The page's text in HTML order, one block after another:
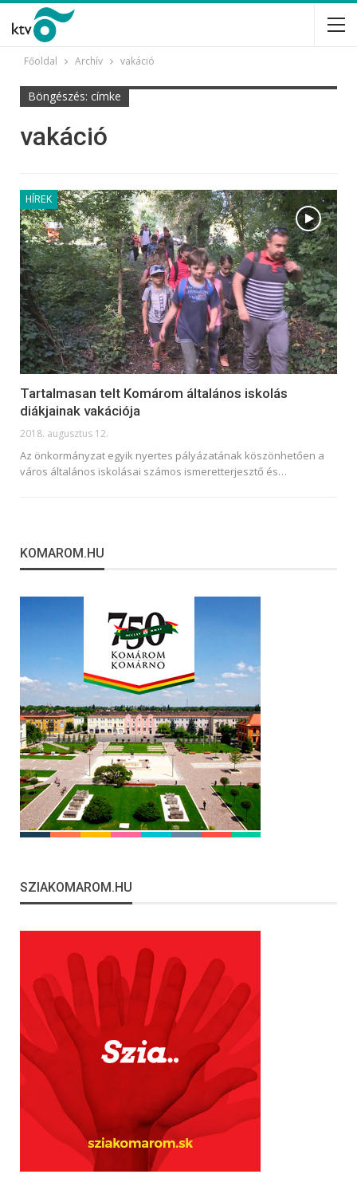
Főoldal Archív vakáció
Böngészés: címke
vakáció
HÍREK
Tartalmasan telt Komárom általános iskolás
diákjainak vakációja
2018. augusztus 12.
Az önkormányzat egyik nyertes pályázatának köszönhetően a
város általános iskolásai számos ismeretterjesztő és…
KOMAROM.HU
SZIAKOMAROM.HU